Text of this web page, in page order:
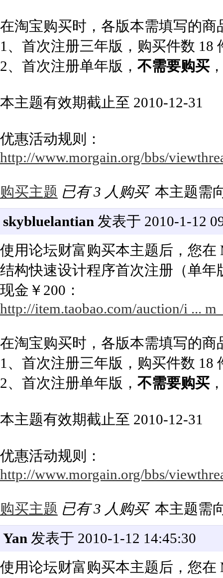
在淘宝购买时，各版本需填写的商
1、首次注册三年版，购买件数 18
2、首次注册单年版， 不需要购买
本主题有效期截止至 2010-12-31
优惠活动规则：
http://www.morgain.org/bbs/
购买主题 已有 3 人购买 本主题需
skybluelantian 发表于 2010-1-12
使用论坛财富购买本主题后，您在
结构快速设计程序首次注册（单
现金￥200：
http://item.taobao.com/auction/i ...
在淘宝购买时，各版本需填写的商
1、首次注册三年版，购买件数 18
2、首次注册单年版， 不需要购买
本主题有效期截止至 2010-12-31
优惠活动规则：
http://www.morgain.org/bbs/
购买主题 已有 3 人购买 本主题需
Yan 发表于 2010-1-12 14:45:30
使用论坛财富购买本主题后，您在